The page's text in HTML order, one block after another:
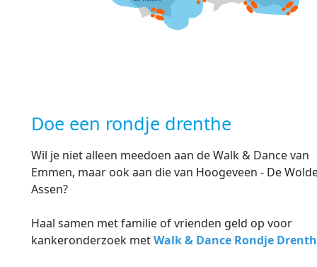
Doe een rondje drenthe
Wil je niet alleen meedoen aan de Walk & Dance van
Emmen, maar ook aan die van Hoogeveen - De
Assen?
Haal samen met familie of vrienden geld op voor
kankeronderzoek metWalk & Dance Rondje